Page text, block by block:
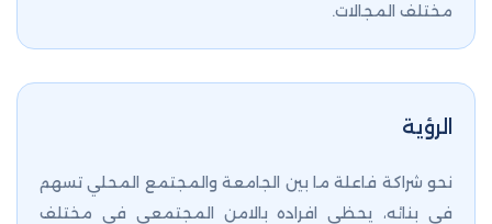
مختلف المجالات.
الرؤية
نحو شراكة فاعلة ما بين الجامعة والمجتمع المحلي تسهم
في بنائه، يحظى افراده بالامن المجتمعي في مختلف